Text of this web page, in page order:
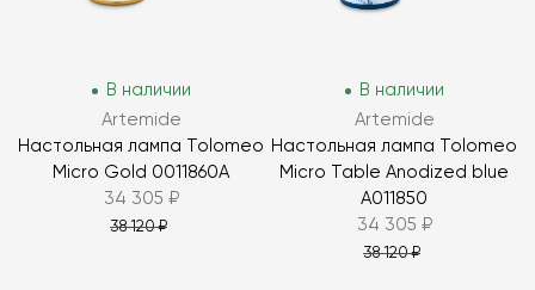
В наличии
Artemide
Настольная лампа Tolomeo
Micro Gold 0011860A
34 305 ₽
38 120 ₽
В наличии
Artemide
Настольная лампа Tolomeo
Micro Table Anodized blue
A011850
34 305 ₽
38 120 ₽